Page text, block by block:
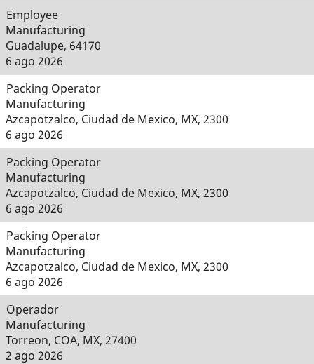
Employee
Manufacturing
Guadalupe, 64170
6 ago 2026
Packing Operator
Manufacturing
Azcapotzalco, Ciudad de Mexico, MX, 2300
6 ago 2026
Packing Operator
Manufacturing
Azcapotzalco, Ciudad de Mexico, MX, 2300
6 ago 2026
Packing Operator
Manufacturing
Azcapotzalco, Ciudad de Mexico, MX, 2300
6 ago 2026
Operador
Manufacturing
Torreon, COA, MX, 27400
2 ago 2026